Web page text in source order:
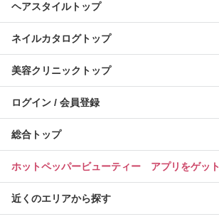
ヘアスタイルトップ
ネイルカタログトップ
美容クリニックトップ
ログイン / 会員登録
総合トップ
ホットペッパービューティー アプリをゲット
近くのエリアから探す